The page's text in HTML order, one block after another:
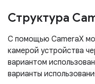
Структура
С помощью CameraX
камерой устройства
вариантом
варианты